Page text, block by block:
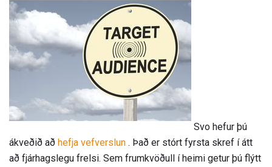
Svo hefur þú
ákveðið að hefja vefverslun . Það er stórt fyrsta skref í átt
að fjárhagslegu frelsi. Sem frumkvöðull í heimi getur þú flýtt